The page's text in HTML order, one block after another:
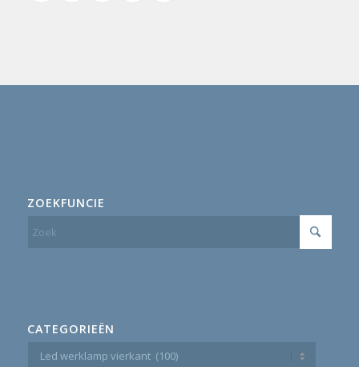
ZOEKFUNCIE
CATEGORIEËN